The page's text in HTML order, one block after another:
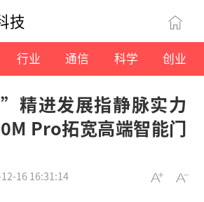
技
行业 通信 科学 创业
精进发展指静脉实力
Pro拓宽高端智能门
16 16:31:14